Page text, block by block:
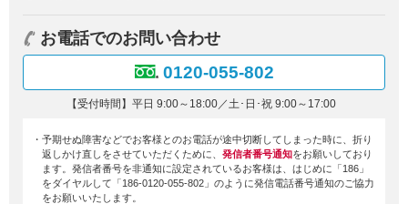
お電話でのお問い合わせ
0120-055-802
【受付時間】平日 9:00～18:00／土･日･祝 9:00～17:00
・予期せぬ障害などでお客様とのお電話が途中切断してしまった時に、折り
返しかけ直しをさせていただくために、 発信者番号通知をお願いしており
ます。発信者番号を非通知に設定されているお客様は、はじめに「186」
をダイヤルして「186-0120-055-802」のように発信電話番号通知のご協力
をお願いいたします。